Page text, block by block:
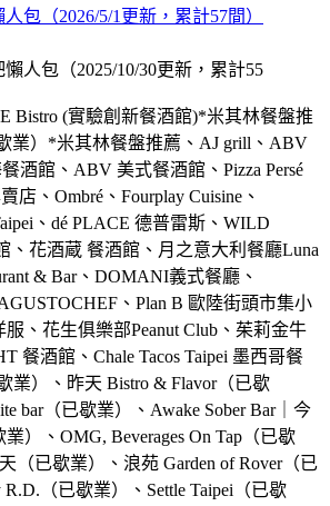
包（2026/5/1更新，累計57間）
(實驗創新餐酒館)*米其林餐盤推
業）*米其林餐盤推薦、AJ grill、ABV
酒館、ABV 美式餐酒館、Pizza Persé
店、Ombré、Fourplay Cuisine、
、dé PLACE 德普雷斯、WILD
、花酒蔵 餐酒館、月之意大利餐廳Luna
& Bar、DOMANI義式餐廳、
、Plan B 歐陸街頭市集小
、花生俱樂部Peanut Club、茱莉金牛
餐酒館、Chale Tacos Taipei 墨西哥餐
業）、昨天 Bistro & Flavor（已歇
bar（已歇業）、Awake Sober Bar｜今
）、OMG, Beverages On Tap（已歇
（已歇業）、浪苑 Garden of Rover（已
（已歇業）、Settle Taipei（已歇